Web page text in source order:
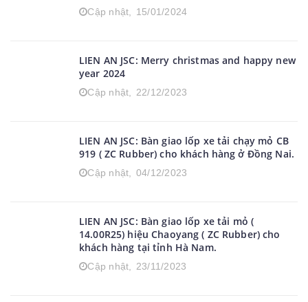
Cập nhật, 15/01/2024
LIEN AN JSC: Merry christmas and happy new
year 2024
Cập nhật, 22/12/2023
LIEN AN JSC: Bàn giao lốp xe tải chạy mỏ CB
919 ( ZC Rubber) cho khách hàng ở Đồng Nai.
Cập nhật, 04/12/2023
LIEN AN JSC: Bàn giao lốp xe tải mỏ (
14.00R25) hiệu Chaoyang ( ZC Rubber) cho
khách hàng tại tỉnh Hà Nam.
Cập nhật, 23/11/2023